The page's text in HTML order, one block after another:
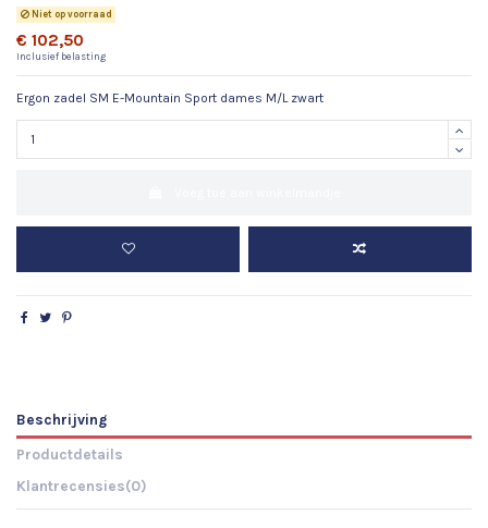
Niet op voorraad
€ 102,50
Inclusief belasting
Ergon zadel SM E-Mountain Sport dames M/L zwart
Beschrijving
Productdetails
Klantrecensies(0)